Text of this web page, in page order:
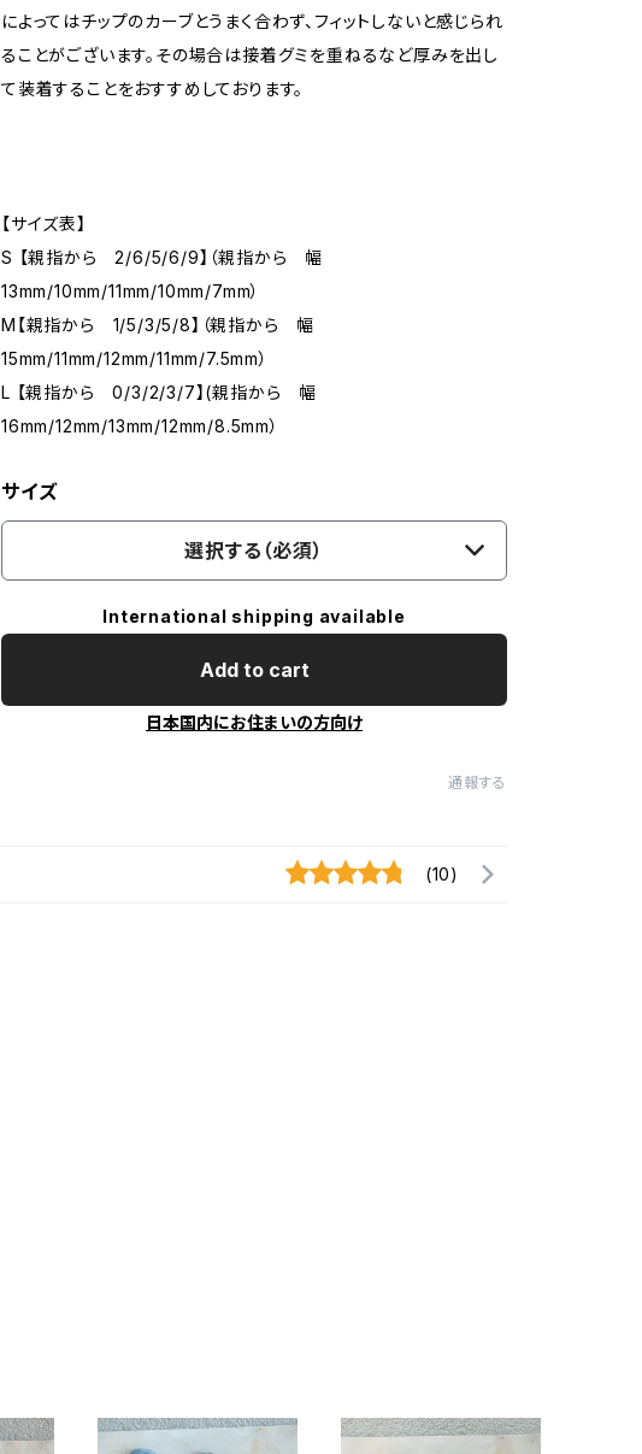
によってはチップのカーブとうまく合わず、フィットしないと感じられ
ることがございます。その場合は接着グミを重ねるなど厚みを出し
て装着することをおすすめしております。
【サイズ表】
S 【親指から 2/6/5/6/9】（親指から 幅
13mm/10mm/11mm/10mm/7mm）
M【親指から 1/5/3/5/8】（親指から 幅
15mm/11mm/12mm/11mm/7.5mm）
L 【親指から 0/3/2/3/7】(親指から 幅
16mm/12mm/13mm/12mm/8.5mm）
サイズ
選択する（必須）
International shipping available
Add to cart
日本国内にお住まいの方向け
通報する
(10)